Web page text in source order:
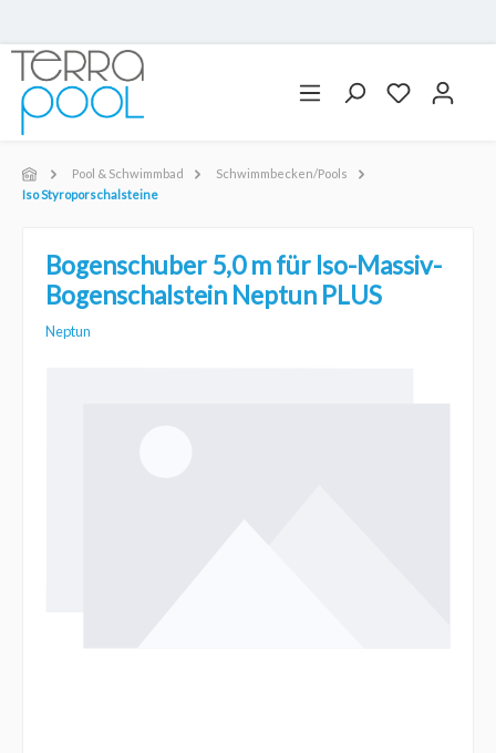
Pool & Schwimmbad
Schwimmbecken/Pools
Iso Styroporschalsteine
Bogenschuber 5,0 m für Iso-Massiv-
Bogenschalstein Neptun PLUS
Neptun